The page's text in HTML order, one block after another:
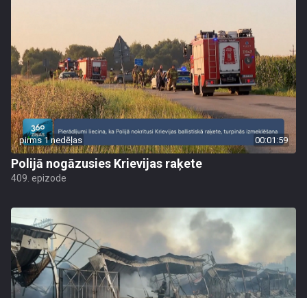
pirms 1 nedēļas 00:01:59
Polijā nogāzusies Krievijas raķete
409. epizode